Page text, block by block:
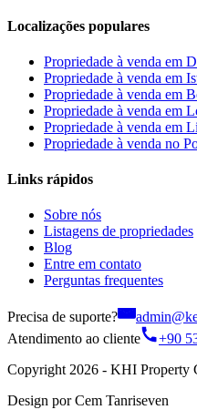
Localizações populares
Propriedade à venda em
Propriedade à venda em
Propriedade à venda em
Propriedade à venda em
Propriedade à venda em
Propriedade à venda no
Links rápidos
Sobre nós
Listagens de propriedades
Blog
Entre em contato
Perguntas frequentes
Precisa de suporte?
Atendimento ao cliente
+90
Copyright 2026 - KHI Property
Design por Cem Tanriseven